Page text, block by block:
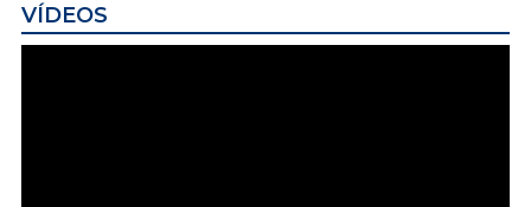
VÍDEOS